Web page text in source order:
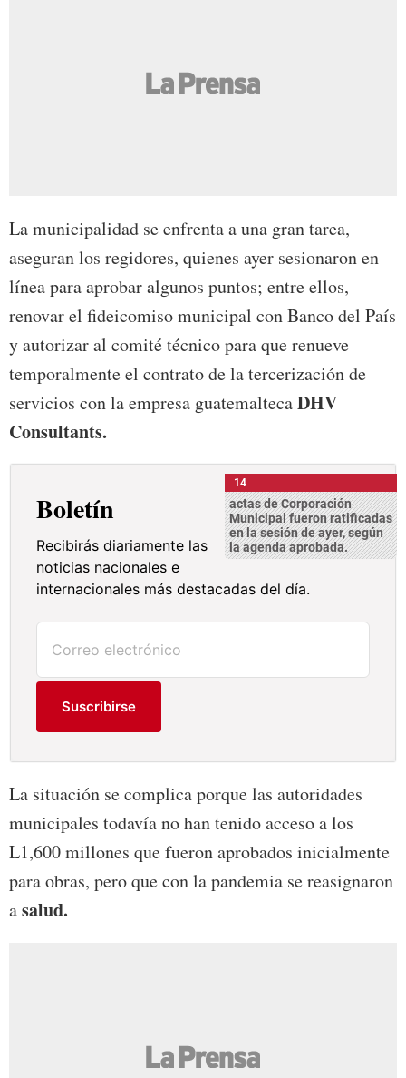
La municipalidad se enfrenta a una gran tarea,
aseguran los regidores, quienes ayer sesionaron en
línea para aprobar algunos puntos; entre ellos,
renovar el fideicomiso municipal con Banco del País
y autorizar al comité técnico para que renueve
temporalmente el contrato de la tercerización de
servicios con la empresa guatemaltecaDHV
Consultants.
14
actas de Corporación
Municipal fueron ratificadas
en la sesión de ayer, según
la agenda aprobada.
Boletín
Recibirás diariamente las
noticias nacionales e
internacionales más destacadas del día.
Suscribirse
La situación se complica porque las autoridades
municipales todavía no han tenido acceso a los
L1,600 millones que fueron aprobados inicialmente
para obras, pero que con la pandemia se reasignaron
asalud.